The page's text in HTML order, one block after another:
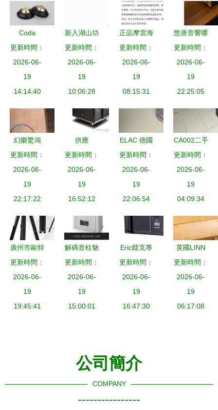
Coda
Acoustics -
高端音響器
材
更新時間：
2026-06-
19
14:14:40
新入湖山功
放 經典與
技術的交融
體驗
更新時間：
2026-06-
19
10:06:28
正品摩雷海
碧麗602旗
艦版6.5寸
套裝喇叭
音響器材論
更新時間：
2026-06-
19
08:15:31
悠唐音響哪
款好？看完
實拍測評再
下單，京東
優評審
獨家純聲享
受
更新時間：
2026-06-
19
22:25:05
幻樂驚鴻
品評意大利
世霸
CONCERTO
落地箱的聲
更新時間：
2026-06-
19
22:17:22
供應
DimukDline
-281雙8寸
有源線陣音
箱圖片_高
圖-廣州迪
高音響器材
-
更新時間：
2026-06-
19
16:52:12
ELAC 德國
音響的傳奇
之聲
更新時間：
2026-06-
19
22:06:54
CA002二手
音響器材網
開啟高性價
比音樂之旅
的黃金鑰匙
更新時間：
2026-06-
19
04:09:34
廣州市歐特
音響器材有
限公司 品
質音響的匠
心傳承
更新時間：
2026-06-
19
19:45:41
解碼音柱魅
力 余姚市
迪聲音響器
材廠品牌全
面解析
更新時間：
2026-06-
19
15:00:01
Eric鐳克專
業功放系列
CA5002、
CA3502、
CA2002高
更新時間：
2026-06-
19
16:47:30
英國LINN
LINTO蓮唱
放 重塑模
擬之韻，源
于純粹聲音
更新時間：
2026-06-
19
06:17:08
公司簡介
COMPANY
----------------